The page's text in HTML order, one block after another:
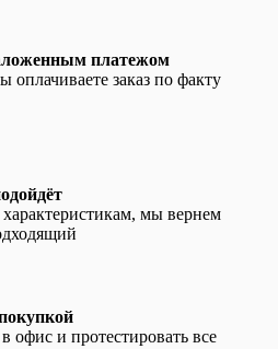
платежом
заказ по факту
мы вернем
офис и протестировать все